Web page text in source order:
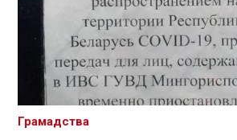
Грамадства